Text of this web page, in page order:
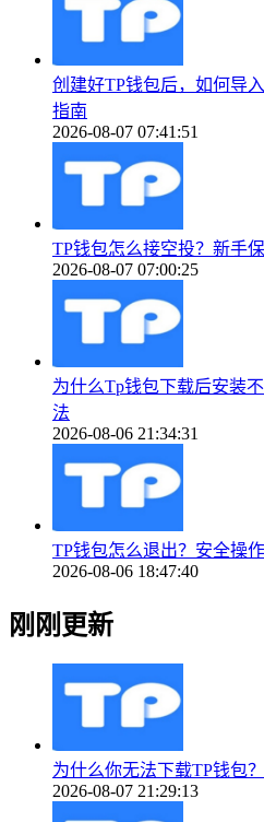
创建好TP钱包后，如何导
指南
2026-08-07 07:41:51
TP钱包怎么接空投？新手
2026-08-07 07:00:25
为什么Tp钱包下载后安装
法
2026-08-06 21:34:31
TP钱包怎么退出？安全操
2026-08-06 18:47:40
刚刚更新
为什么你无法下载TP钱包
2026-08-07 21:29:13